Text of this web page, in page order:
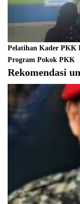
Pelatihan Kader PKK
Program Pokok PKK
Rekomendasi